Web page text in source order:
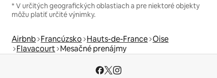
* V určitých geografických oblastiach a pre niektoré objekty
môžu platiť určité výnimky.
Airbnb Francúzsko Hauts-de-France Oise
Flavacourt Mesačné prenájmy